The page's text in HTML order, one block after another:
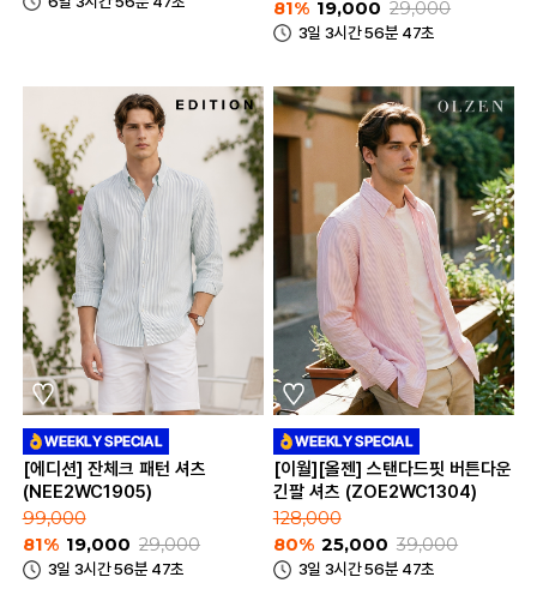
81% 19,000 29,000
3일 3시간 56분 47초
[에디션] 잔체크 패턴 셔츠
(NEE2WC1905)
99,000
81% 19,000 29,000
3일 3시간 56분 47초
[이월][올젠] 스탠다드핏 버튼다운
긴팔 셔츠 (ZOE2WC1304)
128,000
80% 25,000 39,000
3일 3시간 56분 47초